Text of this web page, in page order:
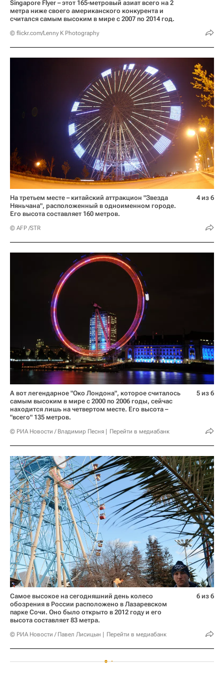
Singapore Flyer – этот 165-метровый азиат всего на 2
метра ниже своего американского конкурента и
считался самым высоким в мире с 2007 по 2014 год.
© flickr.com/Lenny K Photography
На третьем месте – китайский аттракцион "Звезда
Няньчана", расположенный в одноименном городе.
Его высота составляет 160 метров.
© AFP /STR
4 из 6
А вот легендарное "Око Лондона", которое считалось
самым высоким в мире с 2000 по 2006 годы, сейчас
находится лишь на четвертом месте. Его высота –
"всего" 135 метров.
© РИА Новости / Владимир Песня Перейти в медиабанк
5 из 6
Самое высокое на сегодняшний день колесо
обозрения в России расположено в Лазаревском
парке Сочи. Оно было открыто в 2012 году и его
высота составляет 83 метра.
© РИА Новости / Павел Лисицын Перейти в медиабанк
6 из 6